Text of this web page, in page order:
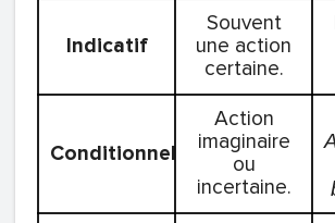
Indicatif
Souvent
une action
certaine.
Conditionnel
Action
imaginaire
ou
incertaine.